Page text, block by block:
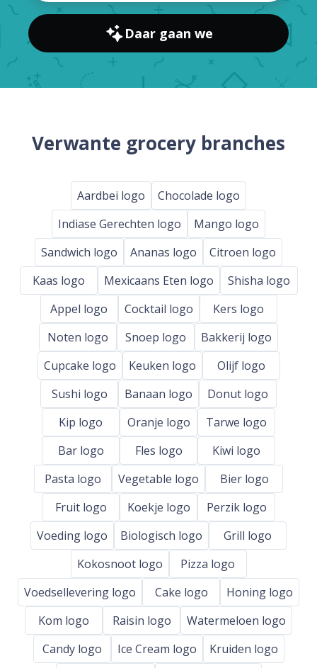
Daar gaan we
Verwante grocery branches
Aardbei logo
Chocolade logo
Indiase Gerechten logo
Mango logo
Sandwich logo
Ananas logo
Citroen logo
Kaas logo
Mexicaans Eten logo
Shisha logo
Appel logo
Cocktail logo
Kers logo
Noten logo
Snoep logo
Bakkerij logo
Cupcake logo
Keuken logo
Olijf logo
Sushi logo
Banaan logo
Donut logo
Kip logo
Oranje logo
Tarwe logo
Bar logo
Fles logo
Kiwi logo
Pasta logo
Vegetable logo
Bier logo
Fruit logo
Koekje logo
Perzik logo
Voeding logo
Biologisch logo
Grill logo
Kokosnoot logo
Pizza logo
Voedsellevering logo
Cake logo
Honing logo
Kom logo
Raisin logo
Watermeloen logo
Candy logo
Ice Cream logo
Kruiden logo